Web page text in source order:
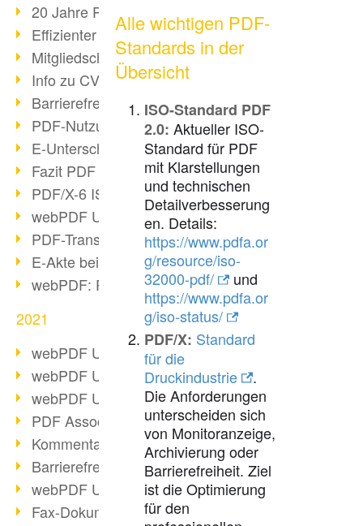
20 Jahre PDF/X (Teil 1)
Effizienter Dokumenten Workflow
Mitgliedschaft PDF Association
Info zu CVE-2022-22965
Barrierefreiheit mehr als Inklusion
PDF-Nutzung durch Pandemie
E-Unterschriften für Verwaltung
Fazit PDF Days 2021
PDF/X-6 ISO-Norm
webPDF Update 8.0.0.2393
PDF-Transparenz beim PDF-Format
E-Akte bei Behörden
webPDF: PDF-Anhänge verwalten
2021
webPDF Update 8.0.0.2376
webPDF Update 8.0.0.2374
webPDF Update 8.0.0.2372
PDF Association 2021 Entwicklungen
Kommentare im PDF einfügen
Barrierefreie PDF-Dokumente (3/3)
webPDF Update 8.0.0.2338
Fax-Dokumente in Workflow
Alle wichtigen PDF-
Standards in der
Übersicht
ISO-Standard PDF
2.0: Aktueller ISO-
Standard für PDF
mit Klarstellungen
und technischen
Detailverbesserung
en. Details:
https://www.pdfa.or
g/resource/iso-
32000-pdf/
und
https://www.pdfa.or
g/iso-status/
PDF/X: Standard
für die
Druckindustrie
.
Die Anforderungen
unterscheiden sich
von Monitoranzeige,
Archivierung oder
Barrierefreiheit. Ziel
ist die Optimierung
für den